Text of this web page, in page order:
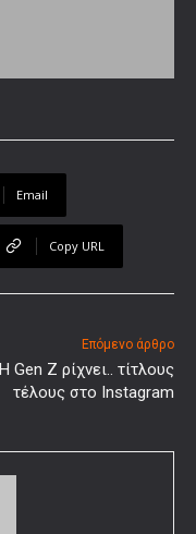
Email
Copy URL
Επόμενο άρθρο
Η Gen Z ρίχνει.. τίτλους
τέλους στο Instagram